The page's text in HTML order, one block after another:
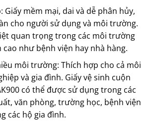
Giấy mềm mại, dai và dễ phân hủy,
cho người sử dụng và môi trường.
quan trọng trong các môi trường
cao như bệnh viện hay nhà hàng.
môi trường: Thích hợp cho cả môi
và gia đình. Giấy vệ sinh cuộn
có thể được sử dụng trong các
văn phòng, trường học, bệnh viện
các hộ gia đình.